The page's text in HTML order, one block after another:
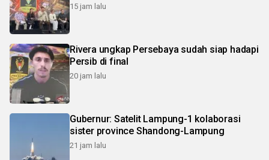
15 jam lalu
Rivera ungkap Persebaya sudah siap hadapi
Persib di final
20 jam lalu
Gubernur: Satelit Lampung-1 kolaborasi
sister province Shandong-Lampung
21 jam lalu